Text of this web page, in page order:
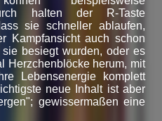
halten der R-Taste
sie schneller ablaufen,
Kampfansicht auch schon
besiegt wurden, oder es
Herzchenblöcke herum, mit
Lebensenergie komplett
neue Inhalt ist aber
gewissermaßen eine